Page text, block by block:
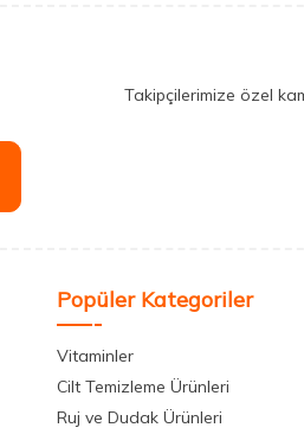
Takipçilerimize özel
Popüler Kategoriler
Vitaminler
Cilt Temizleme Ürünleri
Ruj ve Dudak Ürünleri